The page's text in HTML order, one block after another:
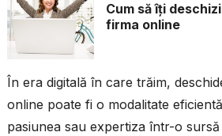
Cum să îți
firma online
În era digitală în care trăim,
online poate fi o modalitate
pasiunea sau expertiza într-o